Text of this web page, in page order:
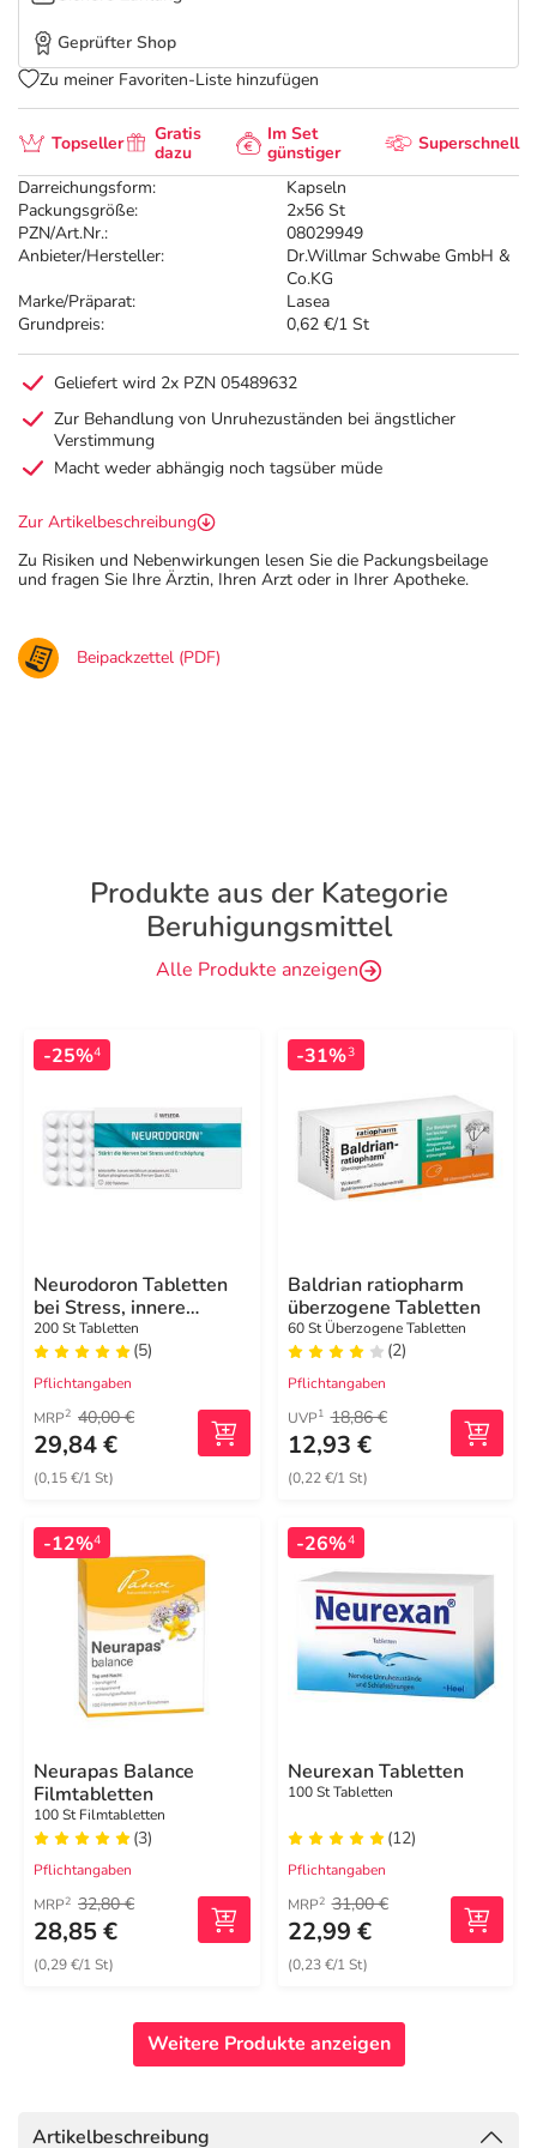
Topseller
Gratis
dazu
Im Set
günstiger
Superschnell
Darreichungsform:
Kapseln
Packungsgröße:
2x56 St
PZN/Art.Nr.:
08029949
Anbieter/Hersteller:
Dr.Willmar Schwabe GmbH &
Co.KG
Marke/Präparat:
Lasea
Grundpreis:
0,62 €/1 St
Geprüfter Shop
Zu meiner Favoriten-Liste hinzufügen
Geliefert wird 2x PZN 05489632
Zur Behandlung von Unruhezuständen bei ängstlicher
Verstimmung
Macht weder abhängig noch tagsüber müde
Zur Artikelbeschreibung
Zu Risiken und Nebenwirkungen lesen Sie die Packungsbeilage
und fragen Sie Ihre Ärztin, Ihren Arzt oder in Ihrer Apotheke.
Beipackzettel (PDF)
Produkte aus der Kategorie
Beruhigungsmittel
Alle Produkte anzeigen
-25%4
Neurodoron Tabletten
bei Stress, innere
Unruhe
200 St Tabletten
(5)
Pflichtangaben
MRP2 40,00 €
29,84 €
(0,15 €/1 St)
-31%3
Baldrian ratiopharm
überzogene Tabletten
60 St Überzogene Tabletten
(2)
Pflichtangaben
UVP1 18,86 €
12,93 €
(0,22 €/1 St)
-12%4
Neurapas Balance
Filmtabletten
100 St Filmtabletten
(3)
Pflichtangaben
MRP2 32,80 €
28,85 €
(0,29 €/1 St)
-26%4
Neurexan Tabletten
100 St Tabletten
(12)
Pflichtangaben
MRP2 31,00 €
22,99 €
(0,23 €/1 St)
Weitere Produkte anzeigen
Artikelbeschreibung